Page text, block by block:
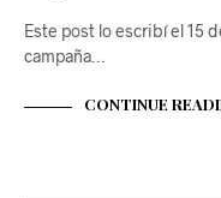
Este post lo escribí el 15
campaña…
CONTINUE